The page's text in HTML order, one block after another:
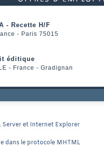
- Recette H/F
- Paris 75015
éditique
- France - Gradignan
Server et Internet Explorer
dans le protocole MHTML